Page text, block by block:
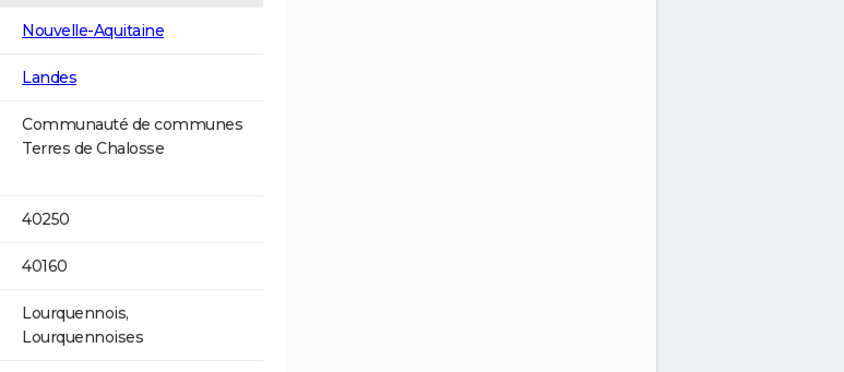
Nouvelle-Aquitaine
Landes
Communauté de communes
Terres de Chalosse
40250
40160
Lourquennois,
Lourquennoises